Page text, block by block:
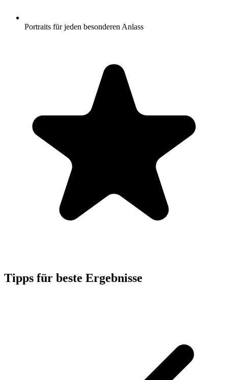
Portraits für jeden besonderen Anlass
Tipps für beste Ergebnisse